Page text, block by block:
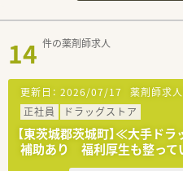
14 件の薬剤師求人
更新日： 2026/07/17 薬剤師求人
正社員
ドラッグストア
【東茨城郡茨城町】≪大手ド
補助あり 福利厚生も整って